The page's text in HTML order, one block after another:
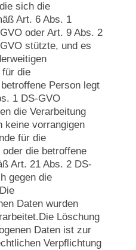
sich die
Art. 6 Abs. 1
oder Art. 9 Abs. 2
stützte, und es
für die
Person legt
1 DS-GVO
die Verarbeitung
keine vorrangigen
für die
die betroffene
Art. 21 Abs. 2 DS-
gegen die
Daten wurden
Löschung
Daten ist zur
Verpflichtung